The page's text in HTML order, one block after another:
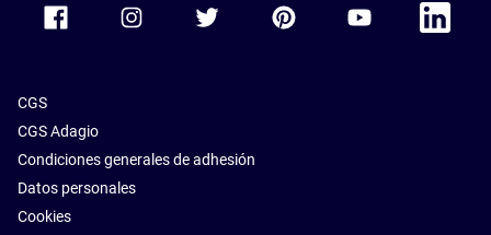
CGS
CGS Adagio
Condiciones generales de adhesión
Datos personales
Cookies